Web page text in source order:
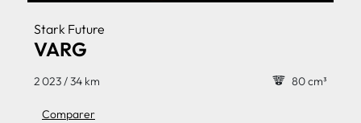
Stark Future
VARG
2 023 / 34 km 80 cm³
Comparer